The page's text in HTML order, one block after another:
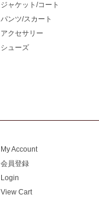
ジャケット/コート
パンツ/スカート
アクセサリー
シューズ
My Account
会員登録
Login
View Cart